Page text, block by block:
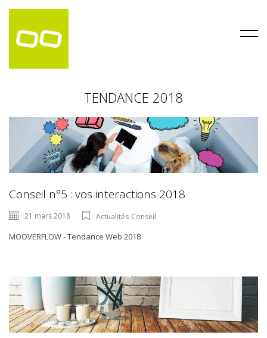
TENDANCE 2018
Conseil n°5 : vos interactions 2018
21 mars 2018 Actualités Conseil
MOOVERFLOW - Tendance Web 2018